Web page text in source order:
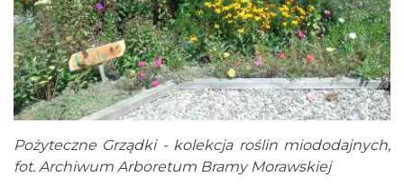
Pożyteczne Grządki - kolekcja roślin miododajnych,
fot. Archiwum Arboretum Bramy Morawskiej